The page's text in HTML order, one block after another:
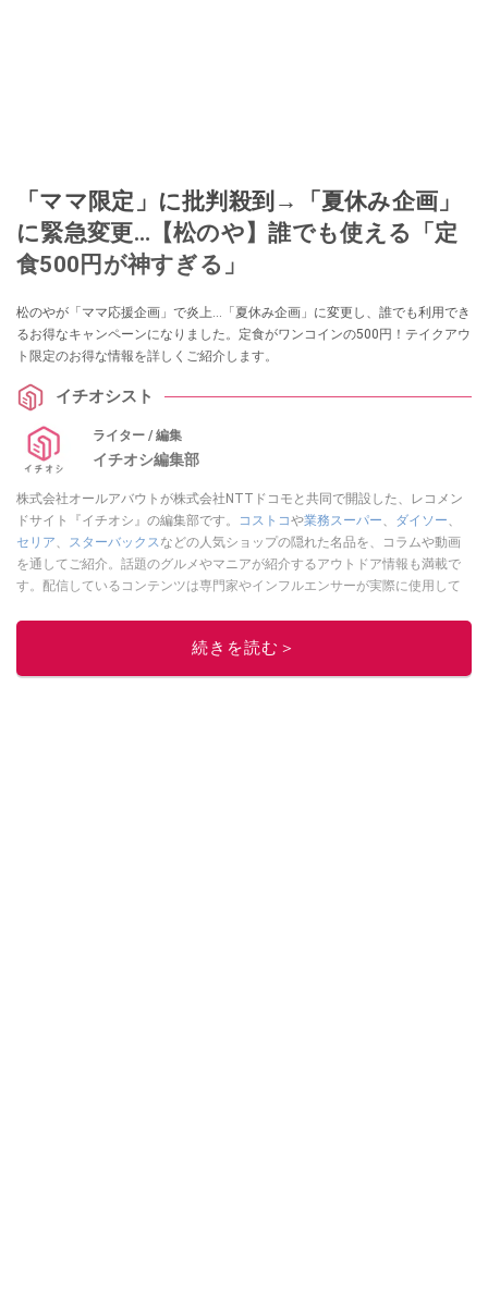
「ママ限定」に批判殺到→「夏休み企画」
に緊急変更…【松のや】誰でも使える「定
食500円が神すぎる」
松のやが「ママ応援企画」で炎上…「夏休み企画」に変更し、誰でも利用でき
るお得なキャンペーンになりました。定食がワンコインの500円！テイクアウ
ト限定のお得な情報を詳しくご紹介します。
イチオシスト
ライター / 編集
イチオシ編集部
株式会社オールアバウトが株式会社NTTドコモと共同で開設した、レコメン
ドサイト『イチオシ』の編集部です。
コストコや業務スーパー ダイソー
セリア
スターバックス などの人気ショップの隠れた名品を、コラムや動画
を通してご紹介。話題のグルメやマニアが紹介するアウトドア情報も満載で
す。配信しているコンテンツは専門家やインフルエンサーが実際に使用して
ニュースでフォロー
続きを読む＞